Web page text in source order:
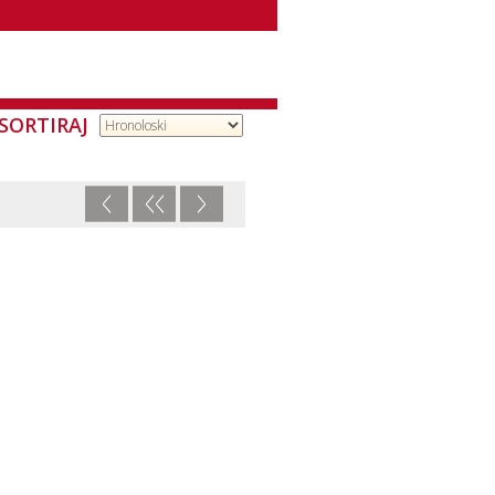
SORTIRAJ
< << >